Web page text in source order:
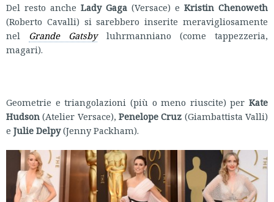
Del resto anche Lady Gaga (Versace) e Kristin Chenoweth
(Roberto Cavalli) si sarebbero inserite meravigliosamente
nel Grande Gatsbyluhrmanniano (come tappezzeria,
magari).
Geometrie e triangolazioni (più o meno riuscite) per Kate
Hudson (Atelier Versace), Penelope Cruz (Giambattista Valli)
e Julie Delpy(Jenny Packham).